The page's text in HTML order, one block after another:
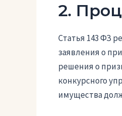
2.
Статья 143 ФЗ
заявления о
решения о
конкурсного
имущества